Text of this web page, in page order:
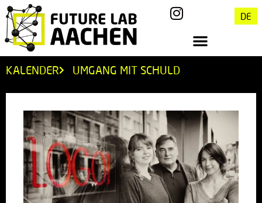
DE
KALENDER UMGANG MIT SCHULD